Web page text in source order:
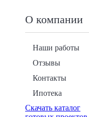
О компании
Наши работы
Отзывы
Контакты
Ипотека
Скачать каталог